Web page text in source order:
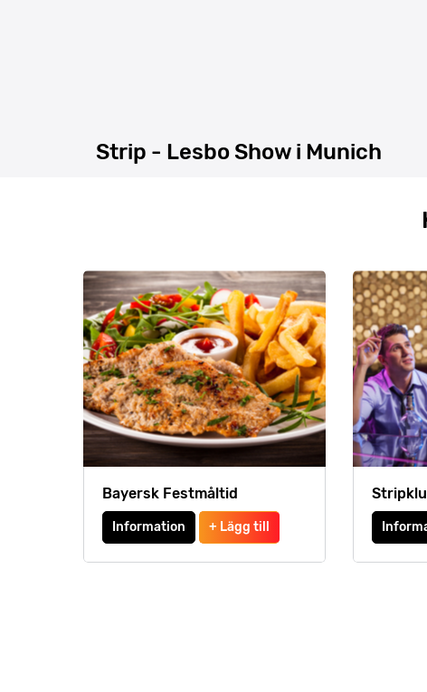
Strip - Lesbo Show i Munich
Bayersk Festmåltid
Information + Lägg till